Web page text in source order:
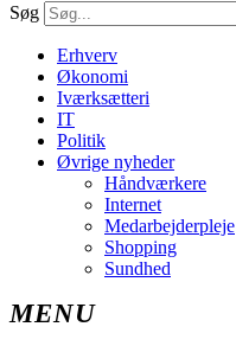
Søg
Erhverv
Økonomi
Iværksætteri
IT
Politik
Øvrige nyheder
Håndværkere
Internet
Medarbejderpleje
Shopping
Sundhed